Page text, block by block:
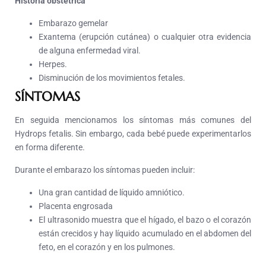
Embarazo gemelar
Exantema (erupción cutánea) o cualquier otra evidencia
de alguna enfermedad viral.
Herpes.
Disminución de los movimientos fetales.
SÍNTOMAS
En seguida mencionamos los síntomas más comunes del
Hydrops fetalis. Sin embargo, cada bebé puede experimentarlos
en forma diferente.
Durante el embarazo los síntomas pueden incluir:
Una gran cantidad de líquido amniótico.
Placenta engrosada
El ultrasonido muestra que el hígado, el bazo o el corazón
están crecidos y hay líquido acumulado en el abdomen del
feto, en el corazón y en los pulmones.